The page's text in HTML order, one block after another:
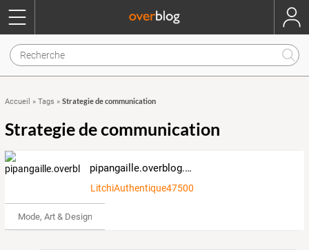
Accueil » Tags » Strategie de communication
Strategie de communication
pipangaille.overblog.com
LitchiAuthentique475008
Mode, Art & Design